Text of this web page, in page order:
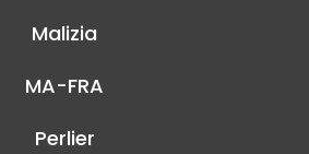
Malizia
MA-FRA
Perlier